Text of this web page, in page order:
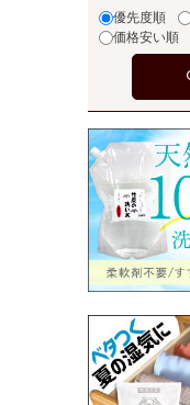
優先度順
価格安い順